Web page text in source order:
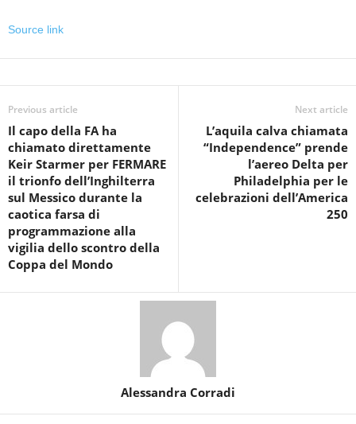
Source link
Previous article
Il capo della FA ha
chiamato direttamente
Keir Starmer per FERMARE
il trionfo dell’Inghilterra
sul Messico durante la
caotica farsa di
programmazione alla
vigilia dello scontro della
Coppa del Mondo
Next article
L’aquila calva chiamata
“Independence” prende
l’aereo Delta per
Philadelphia per le
celebrazioni dell’America
250
Alessandra Corradi